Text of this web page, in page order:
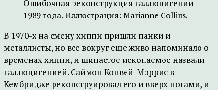
Ошибочная реконструкция галлюцигении
1989 года. Иллюстрация: Marianne Collins.
В 1970-х на смену хиппи пришли панки и
металлисты, но все вокруг еще живо напоминало о
временах хиппи, и шипастое ископаемое назвали
галлюцигенией. Саймон Конвей-Моррис в
Кембридже реконструировал его и вверх ногами, и